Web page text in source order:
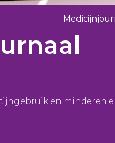
en minderen